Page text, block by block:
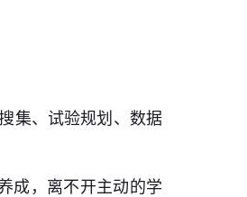
集、试验规划、数据
成，离不开主动的学